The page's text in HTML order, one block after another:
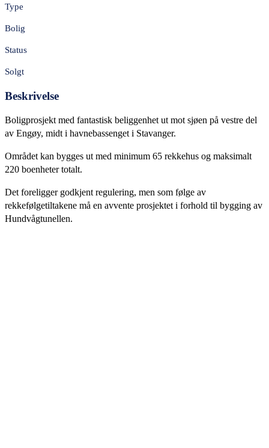
Type
Bolig
Status
Solgt
Beskrivelse
Boligprosjekt med fantastisk beliggenhet ut mot sjøen på vestre del
av Engøy, midt i havnebassenget i Stavanger.
Området kan bygges ut med minimum 65 rekkehus og maksimalt
220 boenheter totalt.
Det foreligger godkjent regulering, men som følge av
rekkefølgetiltakene må en avvente prosjektet i forhold til bygging av
Hundvågtunellen.